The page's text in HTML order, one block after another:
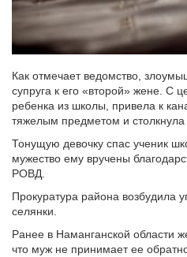
Как отмечает ведомство,
супруга к его «второй» жене. С
ребенка из школы, привела к
тяжелым предметом и столкнула
Тонущую девочку спас ученик
мужество ему вручены
РОВД.
Прокуратура района возбудила
селянки.
Ранее в Наманганской области
что муж не принимает ее